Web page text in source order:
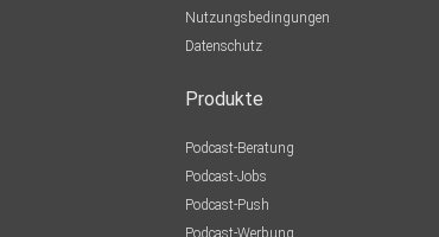
Nutzungsbedingungen
Datenschutz
Produkte
Podcast-Beratung
Podcast-Jobs
Podcast-Push
Podcast-Werbung